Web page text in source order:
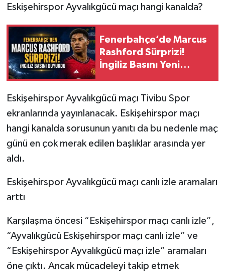
Eskişehirspor Ayvalıkgücü maçı hangi kanalda?
Fenerbahçe’de Marcus
Rashford Sürprizi!
İngiliz Basını Yeni
Eskişehirspor Ayvalıkgücü maçı Tivibu Spor
ekranlarında yayınlanacak. Eskişehirspor maçı
hangi kanalda sorusunun yanıtı da bu nedenle maç
günü en çok merak edilen başlıklar arasında yer
aldı.
Eskişehirspor Ayvalıkgücü maçı canlı izle aramaları
arttı
Karşılaşma öncesi “Eskişehirspor maçı canlı izle”,
“Ayvalıkgücü Eskişehirspor maçı canlı izle” ve
“Eskişehirspor Ayvalıkgücü maçı izle” aramaları
öne çıktı. Ancak mücadeleyi takip etmek